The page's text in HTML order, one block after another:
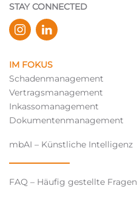
STAY CONNECTED
IM FOKUS
Schadenmanagement
Vertragsmanagement
Inkassomanagement
Dokumentenmanagement
mbAI – Künstliche Intelligenz
FAQ – Häufig gestellte Fragen